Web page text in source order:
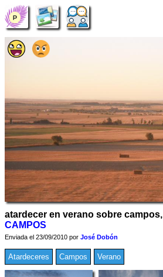
atardecer en verano sobre campos,
CAMPOS
Enviada el 23/09/2010 por José Dobón
Atardeceres Campos Verano